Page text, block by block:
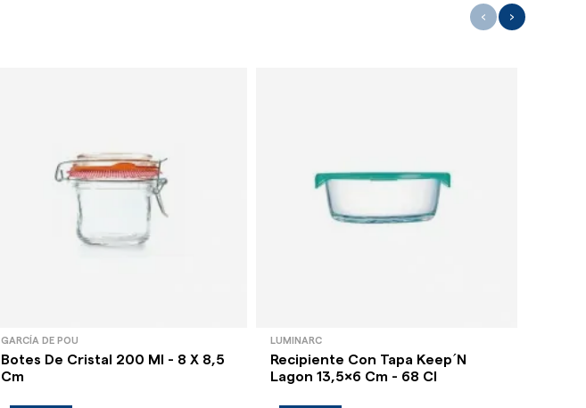
GARCÍA DE POU
Botes De Cristal 200 Ml - 8 X 8,5
Cm
LUMINARC
Recipiente Con Tapa Keep´n
Lagon 13,5x6 Cm - 68 Cl
‹ ›